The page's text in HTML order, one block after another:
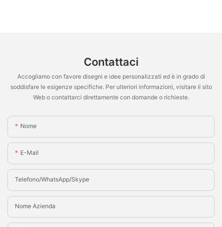
Contattaci
Accogliamo con favore disegni e idee personalizzati ed è in grado di
soddisfare le esigenze specifiche. Per ulteriori informazioni, visitare il sito
Web o contattarci direttamente con domande o richieste.
Nome
E-Mail
Telefono/WhatsApp/Skype
Nome Azienda